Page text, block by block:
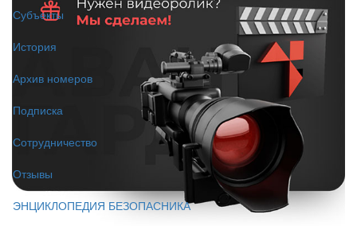
Субъекты
История
Архив номеров
Подписка
Сотрудничество
Отзывы
ЭНЦИКЛОПЕДИЯ БЕЗОПАСНИКА